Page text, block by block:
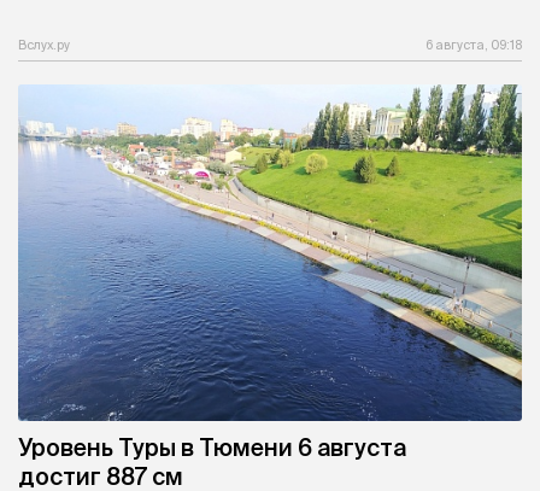
Вслух.ру 6 августа, 09:18
Уровень Туры в Тюмени 6 августа
достиг 887 см